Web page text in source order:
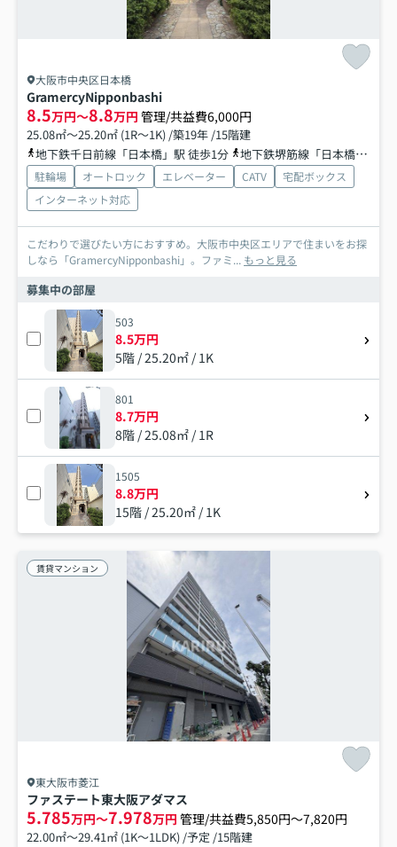
大阪市中央区日本橋
GramercyNipponbashi
8.5万円～8.8万円 管理/共益費6,000円
25.08㎡～25.20㎡ (1R～1K) /築19年 /15階建
地下鉄千日前線「日本橋」駅 徒歩1分
地下鉄堺筋線「日本橋」駅 徒歩1分
駐輪場 オートロック エレベーター CATV
宅配ボックス
インターネット対応
こだわりで選びたい方におすすめ。大阪市中央区エリアで住まいをお探
しなら「GramercyNipponbashi」。ファミ... もっと見る
募集中の部屋
503
8.5万円
5階 / 25.20㎡ / 1K
801
8.7万円
8階 / 25.08㎡ / 1R
1505
8.8万円
15階 / 25.20㎡ / 1K
賃貸マンション
東大阪市菱江
ファステート東大阪アダマス
5.785万円～7.978万円 管理/共益費5,850円～7,820円
22.00㎡～29.41㎡ (1K～1LDK) /予定 /15階建